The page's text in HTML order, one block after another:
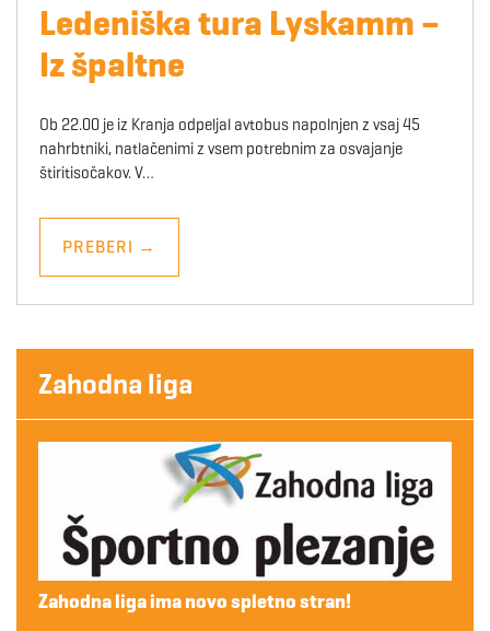
Ledeniška tura Lyskamm –
Iz špaltne
Ob 22.00 je iz Kranja odpeljal avtobus napolnjen z vsaj 45
nahrbtniki, natlačenimi z vsem potrebnim za osvajanje
štiritisočakov. V…
PREBERI →
Zahodna liga
Zahodna liga ima novo spletno stran!